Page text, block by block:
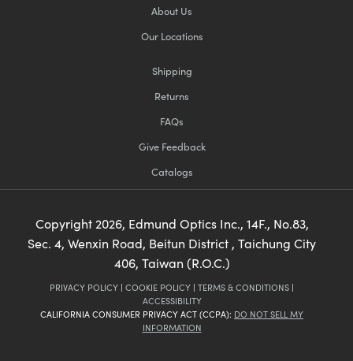
About Us
Our Locations
Shipping
Returns
FAQs
Give Feedback
Catalogs
Copyright 2026, Edmund Optics Inc., 14F., No.83,
Sec. 4, Wenxin Road, Beitun District , Taichung City
406, Taiwan (R.O.C.)
PRIVACY POLICY | COOKIE POLICY | TERMS & CONDITIONS |
ACCESSIBILITY
CALIFORNIA CONSUMER PRIVACY ACT (CCPA): DO NOT SELL MY
INFORMATION